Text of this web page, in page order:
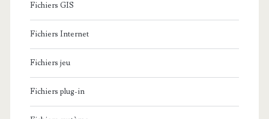
Fichiers GIS
Fichiers Internet
Fichiers jeu
Fichiers plug-in